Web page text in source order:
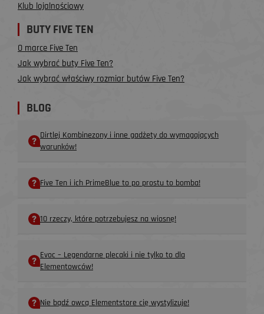
Klub lojalnościowy
BUTY FIVE TEN
O marce Five Ten
Jak wybrać buty Five Ten?
Jak wybrać właściwy rozmiar butów Five Ten?
BLOG
Dirtlej Kombinezony i inne gadżety do wymagających
warunków!
Five Ten i ich PrimeBlue to po prostu to bomba!
10 rzeczy, które potrzebujesz na wiosnę!
Evoc – Legendarne plecaki i nie tylko to dla
Elementowców!
Nie bądź owcą Elementstore cię wystylizuje!